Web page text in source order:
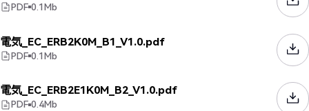
PDF 0.1Mb
電気_EC_ERB2K0M_B1_V1.0.pdf
PDF 0.1Mb
電気_EC_ERB2E1K0M_B2_V1.0.pdf
PDF 0.4Mb